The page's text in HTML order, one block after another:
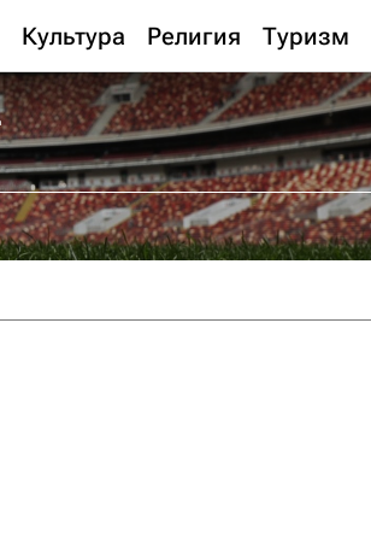
Культура Религия Туризм